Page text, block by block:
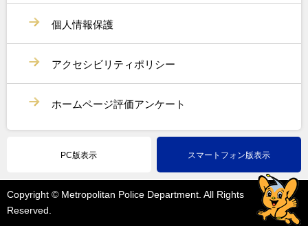
個人情報保護
アクセシビリティポリシー
ホームページ評価アンケート
PC版表示 スマートフォン版表示
Copyright © Metropolitan Police Department. All Rights
Reserved.